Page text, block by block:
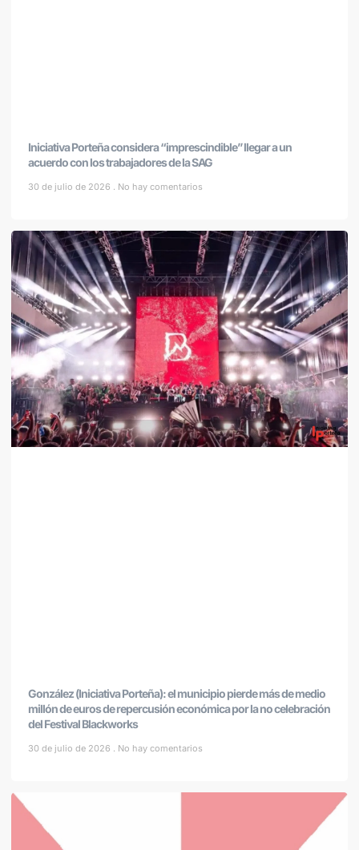
Iniciativa Porteña considera “imprescindible” llegar a un
acuerdo con los trabajadores de la SAG
30 de julio de 2026 No hay comentarios
González (Iniciativa Porteña): el municipio pierde más de medio
millón de euros de repercusión económica por la no celebración
del Festival Blackworks
30 de julio de 2026 No hay comentarios